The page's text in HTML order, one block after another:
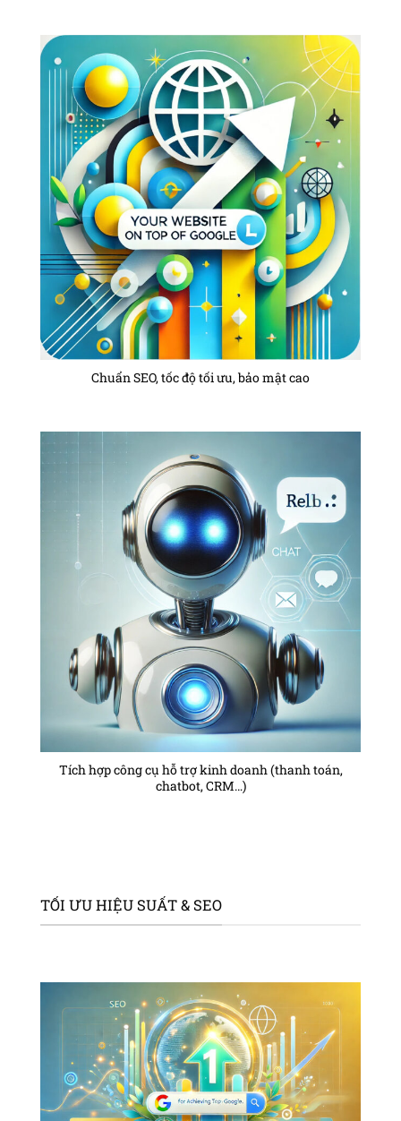
Chuẩn SEO, tốc độ tối ưu, bảo mật cao
Tích hợp công cụ hỗ trợ kinh doanh (thanh toán,
chatbot, CRM…)
TỐI ƯU HIỆU SUẤT & SEO